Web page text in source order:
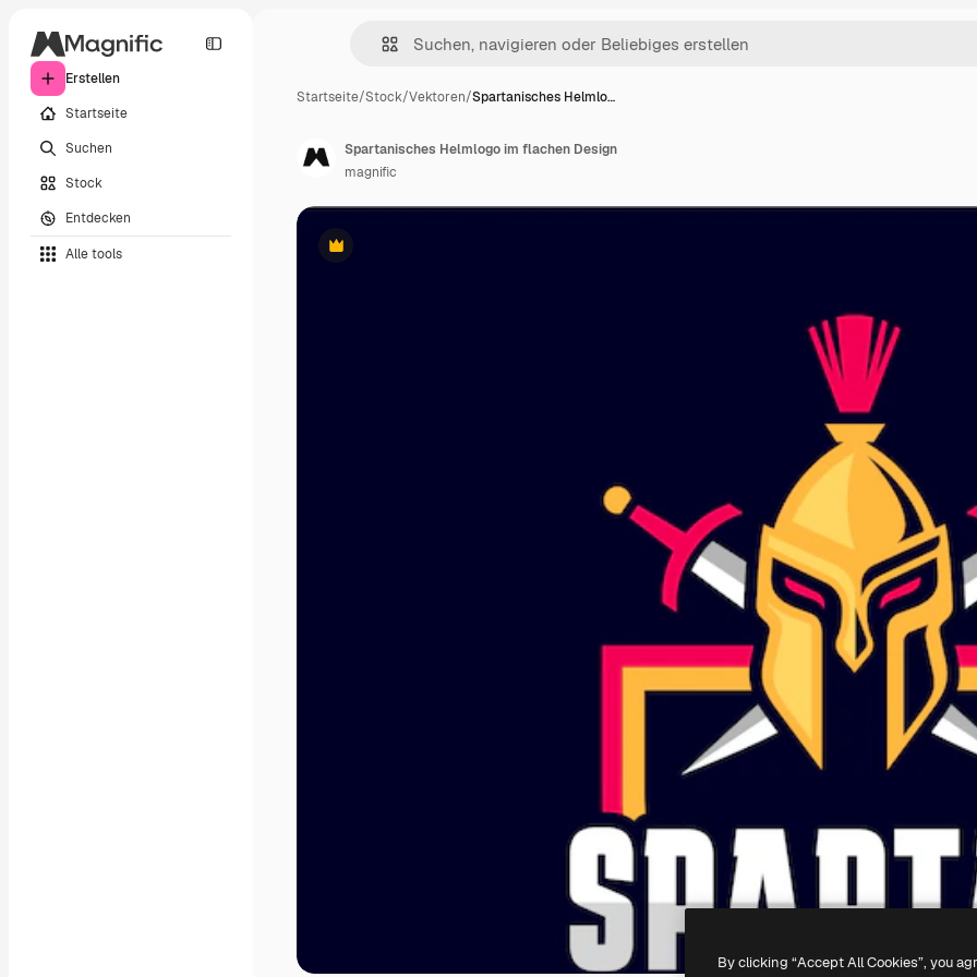
Erstellen
Startseite
Suchen
Stock
Entdecken
Alle tools
Startseite/Stock/Vektoren/Spartanisches Helmlo…
Premium
Spartanisches Helmlogo im flachen Design
magnific
By clicking “Accept All Cookies”, you